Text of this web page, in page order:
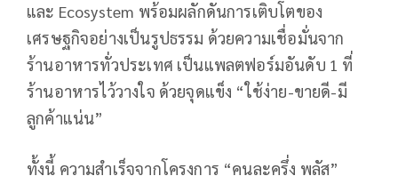
และ Ecosystem พร้อมผลักดันการเติบโตของ
เศรษฐกิจอย่างเป็นรูปธรรม ด้วยความเชื่อมั่นจาก
ร้านอาหารทั่วประเทศ เป็นแพลตฟอร์มอันดับ 1 ที่
ร้านอาหารไว้วางใจ ด้วยจุดแข็ง “ใช้ง่าย-ขายดี-มี
ลูกค้าแน่น”
ทั้งนี้ ความสำเร็จจากโครงการ “คนละครึ่ง พลัส”